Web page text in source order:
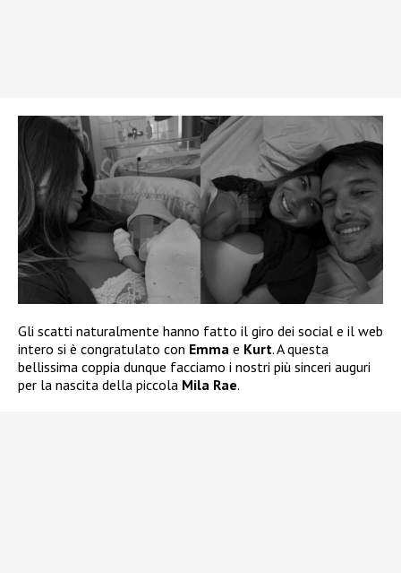
Gli scatti naturalmente hanno fatto il giro dei social e il web
intero si è congratulato con Emma e Kurt. A questa
bellissima coppia dunque facciamo i nostri più sinceri auguri
per la nascita della piccola Mila Rae.